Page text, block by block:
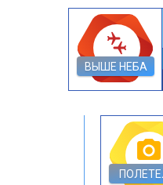
connecting_airports
ВЫШЕ НЕБА
photo_camera